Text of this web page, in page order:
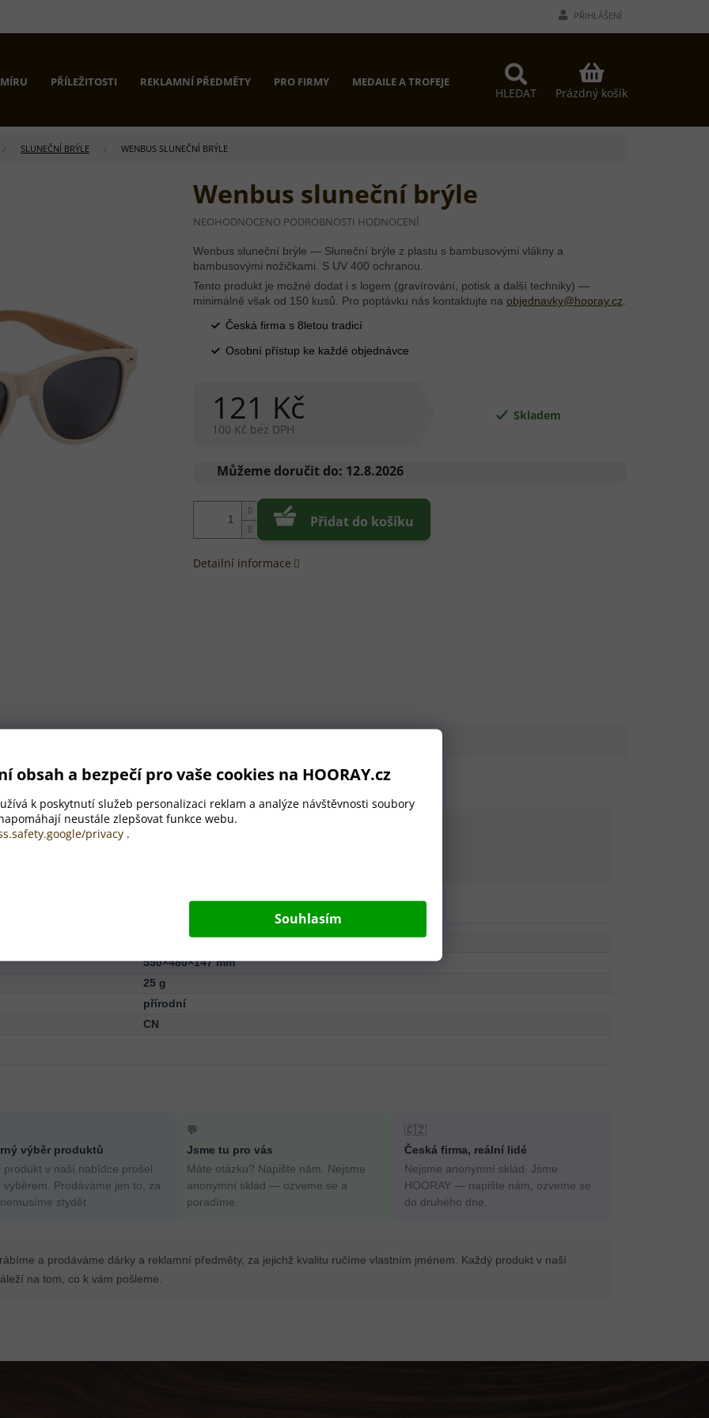
obsah a bezpečí pro vaše cookies na HOORAY.cz
k poskytnutí služeb personalizaci reklam a analýze návštěvnosti soubory
neustále zlepšovat funkce webu.
privacy .
Souhlasím
PŘIHLÁŠENÍ
HLEDAT
NÁKUPNÍ
KOŠÍK
Prázdný košík
PŘÍLEŽITOSTI REKLAMNÍ PŘEDMĚTY PRO FIRMY MEDAILE A TROFEJE PROČ MY? KONTAKTY
SLUNEČNÍ BRÝLE WENBUS SLUNEČNÍ BRÝLE
Wenbus sluneční brýle
PRŮMĚRNÉ
PRODUKTU
JE
Z
5
HVĚZDIČEK.
NEOHODNOCENO PODROBNOSTI HODNOCENÍ
121 Kč
100 Kč bez DPH
cena:
Skladem
Můžeme doručit do: 12.8.2026
Přidat do košíku
Wenbus sluneční brýle — Sluneční brýle z plastu s bambusovými vlákny a
bambusovými nožičkami. S UV 400 ochranou.
Tento produkt je možné dodat i s logem (gravírování, potisk a další techniky) —
minimálně však od 150 kusů. Pro poptávku nás kontaktujte na objednavky@hooray.cz.
Česká firma s 8letou tradicí
Osobní přístup ke každé objednávce
Detailní informace
nožičkami. S UV 400 ochranou.
(PP)
Bambus, Bambusových, Plast (PP)
550×480×147 mm
25 g
přírodní
CN
výběr produktů
produkt v naší nabídce prošel
výběrem. Prodáváme jen to, za
stydět.
💬
Jsme tu pro vás
Máte otázku? Napište nám. Nejsme
anonymní sklad — ozveme se a
poradíme.
🇨🇿
Česká firma, reální lidé
Nejsme anonymní sklad. Jsme
HOORAY — napište nám, ozveme se
do druhého dne.
a prodáváme dárky a reklamní předměty, za jejichž kvalitu ručíme vlastním jménem. Každý produkt v naší
na tom, co k vám pošleme.